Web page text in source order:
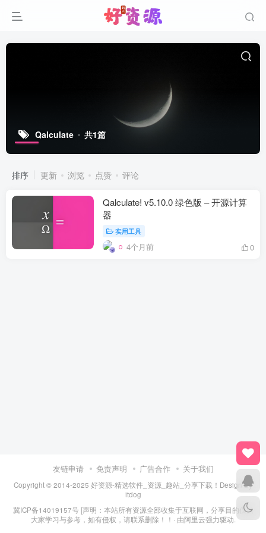
Qalculate 共1篇
排序 更新 浏览 点赞 评论
Qalculate! v5.10.0 绿色版 – 开源计算
器
实用工具
4个月前 0
友链申请 免责声明 广告合作 关于我们
Copyright © 2014-2025 好资源-精选软件_资源_趣站_分享下载！Design By
itdog
冀ICP备14019157号[声明：本站所有资源全部收集于互联网，分享目的仅供
大家学习与参考，如有侵权，请联系删除！！· 由阿里云强力驱动.